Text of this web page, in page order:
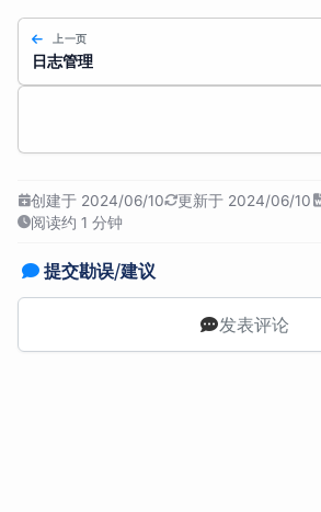
上一页
日志管理
创建于 2024/06/10 更新于 2024/06/10
阅读约 1 分钟
提交勘误/建议
发表评论